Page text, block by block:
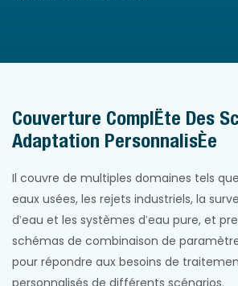
Couverture Complète Des
Adaptation Personnalisée
Il couvre de multiples domaines tels
eaux usées, les rejets industriels, la
d'eau et les systèmes d'eau pure, et
schémas de combinaison de
pour répondre aux besoins de